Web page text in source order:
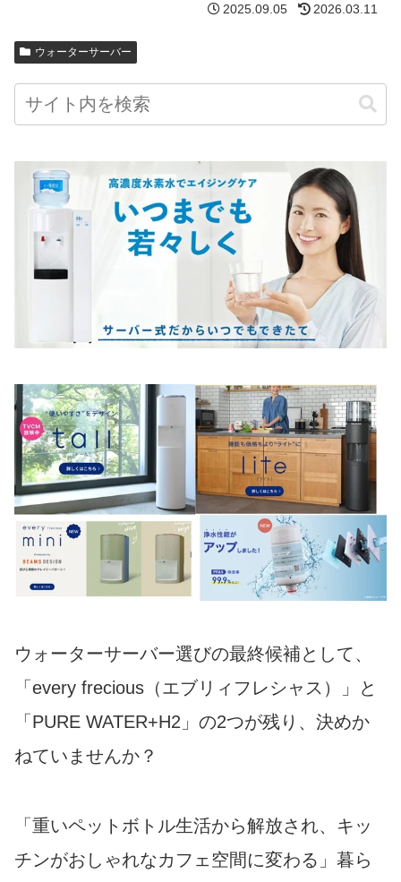
2025.09.05 2026.03.11
ウォーターサーバー
ウォーターサーバー選びの最終候補として、
「every frecious（エブリィフレシャス）」と
「PURE WATER+H2」の2つが残り、決めか
ねていませんか？
「重いペットボトル生活から解放され、キッ
チンがおしゃれなカフェ空間に変わる」暮ら